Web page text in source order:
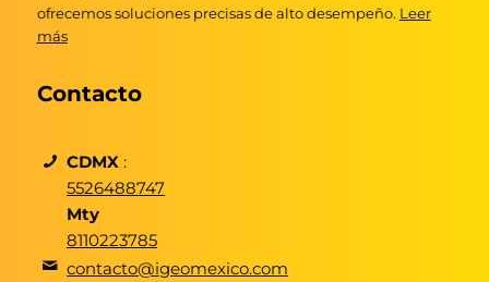
ofrecemos soluciones precisas de alto desempeño. Leer
más
Contacto
CDMX :
5526488747
Mty
8110223785
contacto@igeomexico.com